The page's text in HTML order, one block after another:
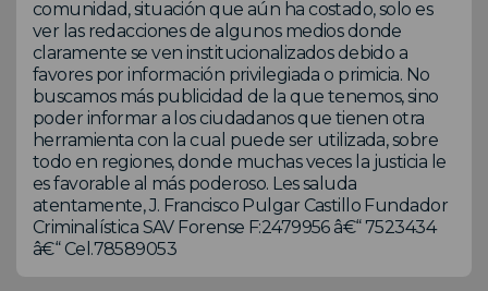
comunidad, situación que aún ha costado, solo es
ver las redacciones de algunos medios donde
claramente se ven institucionalizados debido a
favores por información privilegiada o primicia. No
buscamos más publicidad de la que tenemos, sino
poder informar a los ciudadanos que tienen otra
herramienta con la cual puede ser utilizada, sobre
todo en regiones, donde muchas veces la justicia le
es favorable al más poderoso. Les saluda
atentamente, J. Francisco Pulgar Castillo Fundador
Criminalística SAV Forense F:2479956 â€“ 7523434
â€“ Cel.78589053